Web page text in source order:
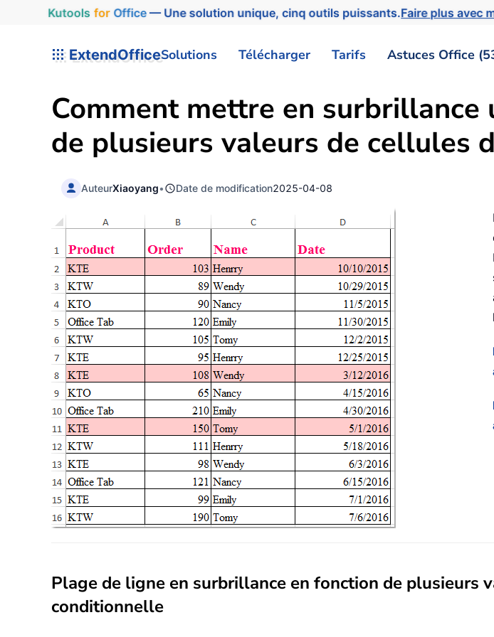
Kutools for Office— Une solution unique, cinq outils puissants.Faire plus avec
ExtendOfficeSolutions Télécharger Tarifs Astuces Office
Comment mettre en
de plusieurs valeurs de cellules
AuteurXiaoyang• Date de modification2025-04-08
Plage de ligne en surbrillance en fonction de plusieurs
conditionnelle